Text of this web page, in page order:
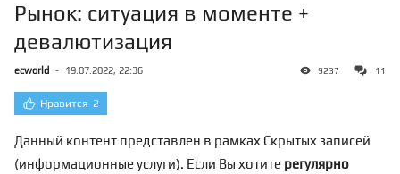
Рынок: ситуация в моменте +
девалютизация
ecworld - 19.07.2022, 22:36 9237 11
Нравится 2
Данный контент представлен в рамках Скрытых записей
(информационные услуги). Если Вы хотите регулярно